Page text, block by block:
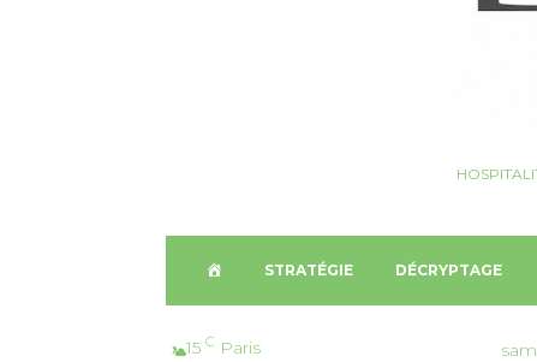
STRATÉGIE DÉCRYPTAGE
15 C Paris